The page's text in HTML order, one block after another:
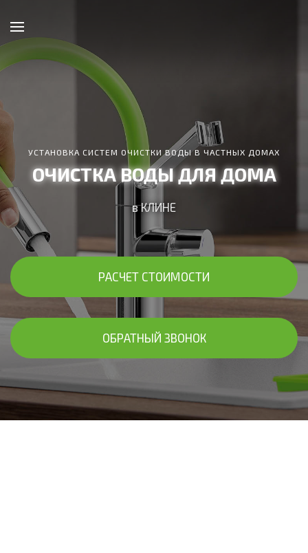
УСТАНОВКА СИСТЕМ ОЧИСТКИ ВОДЫ В ЧАСТНЫХ ДОМАХ
ОЧИСТКА ВОДЫ ДЛЯ ДОМА
в КЛИНЕ
РАСЧЕТ СТОИМОСТИ
ОБРАТНЫЙ ЗВОНОК